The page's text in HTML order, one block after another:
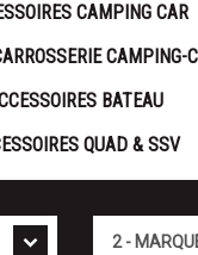
CAMPING CAR
CAMPING-
BATEAU
QUAD & SSV